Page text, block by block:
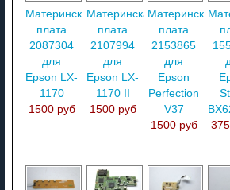
Материнская
плата
2087304
для
Epson LX-
1170
1500 руб
Материнская
плата
2107994
для
Epson LX-
1170 II
1500 руб
Материнская
плата
2153865
для
Epson
Perfection
V37
1500 руб